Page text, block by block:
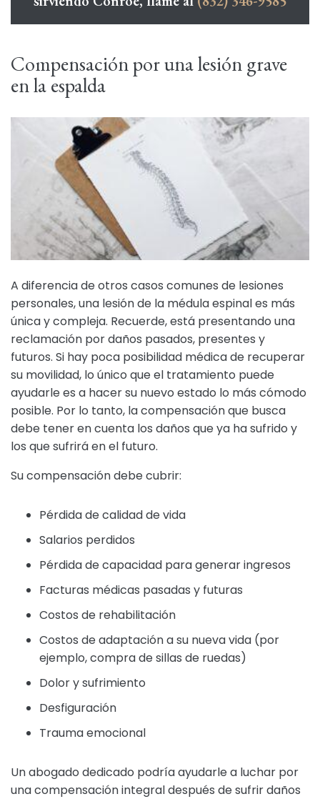
Compensación por una lesión grave
en la espalda
A diferencia de otros casos comunes de lesiones
personales, una lesión de la médula espinal es más
única y compleja. Recuerde, está presentando una
reclamación por daños pasados, presentes y
futuros. Si hay poca posibilidad médica de recuperar
su movilidad, lo único que el tratamiento puede
ayudarle es a hacer su nuevo estado lo más cómodo
posible. Por lo tanto, la compensación que busca
debe tener en cuenta los daños que ya ha sufrido y
los que sufrirá en el futuro.
Su compensación debe cubrir:
Pérdida de calidad de vida
Salarios perdidos
Pérdida de capacidad para generar ingresos
Facturas médicas pasadas y futuras
Costos de rehabilitación
Costos de adaptación a su nueva vida (por
ejemplo, compra de sillas de ruedas)
Dolor y sufrimiento
Desfiguración
Trauma emocional
Un abogado dedicado podría ayudarle a luchar por
una compensación integral después de sufrir daños